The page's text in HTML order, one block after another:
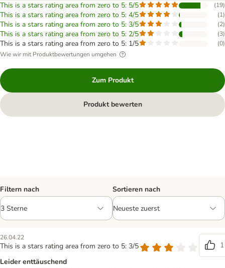
This is a stars rating area from zero to 5: 5/5 (19)
This is a stars rating area from zero to 5: 4/5 (1)
This is a stars rating area from zero to 5: 3/5 (2)
This is a stars rating area from zero to 5: 2/5 (3)
This is a stars rating area from zero to 5: 1/5 (0)
Wie wir mit Produktbewertungen umgehen
Zum Produkt
Produkt bewerten
Filtern nach Sortieren nach
26.04.22
This is a stars rating area from zero to 5: 3/5
1
Leider enttäuschend